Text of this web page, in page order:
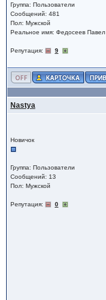
Группа: Пользователи
Сообщений: 481
Пол: Мужской
Реальное имя: Федосеев Павел
Репутация: 9
Nastya
Новичок
Группа: Пользователи
Сообщений: 13
Пол: Мужской
Репутация: 0